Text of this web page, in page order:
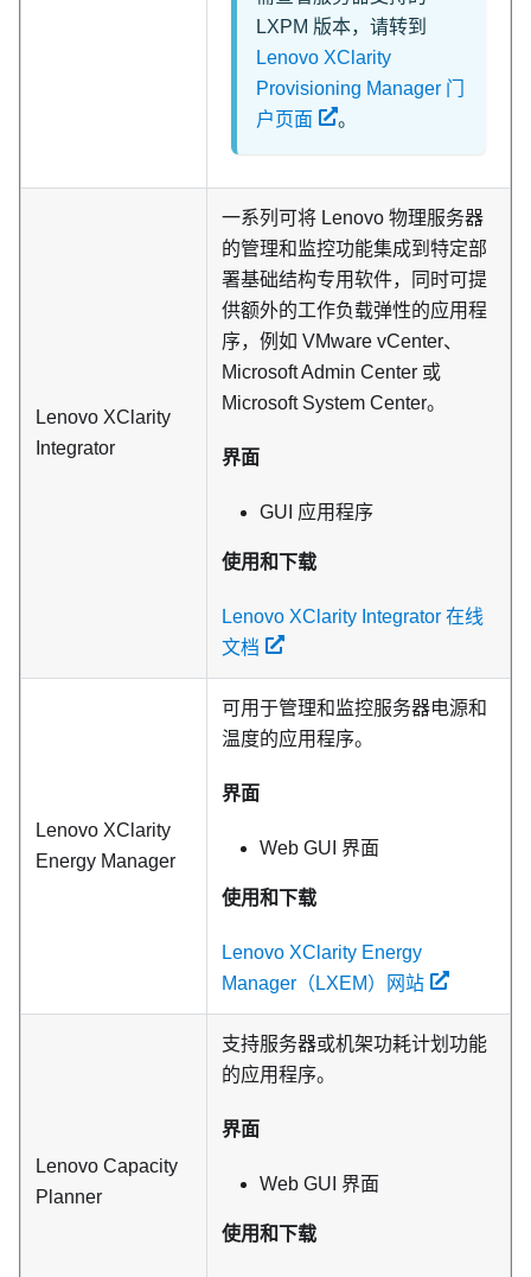
LXPM 版本，请转到
Lenovo XClarity
Provisioning Manager 门
户页面
。
Lenovo XClarity
Integrator
一系列可将 Lenovo 物理服务器
的管理和监控功能集成到特定部
署基础结构专用软件，同时可提
供额外的工作负载弹性的应用程
序，例如 VMware vCenter、
Microsoft Admin Center 或
Microsoft System Center。
界面
GUI 应用程序
使用和下载
Lenovo XClarity Integrator 在线
文档
Lenovo XClarity
Energy Manager
可用于管理和监控服务器电源和
温度的应用程序。
界面
Web GUI 界面
使用和下载
Lenovo XClarity Energy
Manager（LXEM）网站
Lenovo Capacity
Planner
支持服务器或机架功耗计划功能
的应用程序。
界面
Web GUI 界面
使用和下载